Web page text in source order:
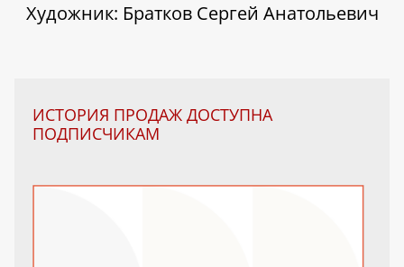
Художник: Братков Сергей Анатольевич
ИСТОРИЯ ПРОДАЖ ДОСТУПНА
ПОДПИСЧИКАМ